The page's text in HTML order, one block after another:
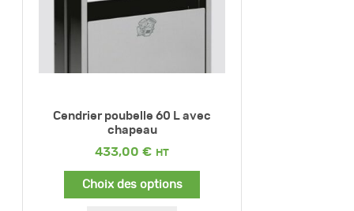
Cendrier poubelle 60 L avec
chapeau
433,00 €
Choix des options